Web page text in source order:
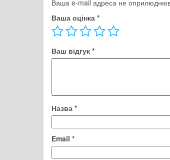
Ваша e-mail адреса не
Ваша оцінка *
Ваш відгук *
Назва *
Email *